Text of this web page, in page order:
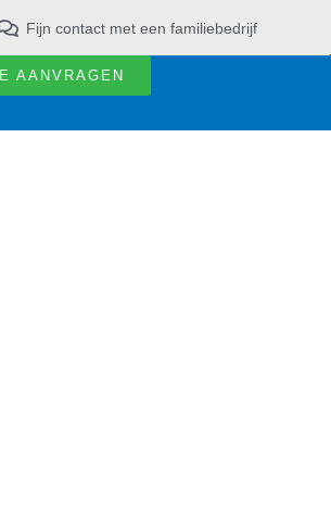
Fijn contact met een familiebedrijf
AANVRAGEN